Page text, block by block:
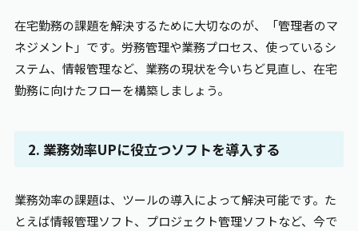
在宅勤務の課題を解決するために大切なのが、「管理者のマ
ネジメント」です。労務管理や業務プロセス、使っているシ
ステム、情報管理など、業務の現状を今いちど見直し、在宅
勤務に向けたフローを構築しましょう。
2. 業務効率UPに役立つソフトを導入する
業務効率の課題は、ツールの導入によって解決可能です。た
とえば情報管理ソフト、プロジェクト管理ソフトなど、今で